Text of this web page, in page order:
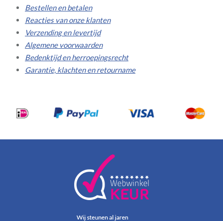
Bestellen en betalen
Reacties van onze klanten
Verzending en levertijd
Algemene voorwaarden
Bedenktijd en herroepingsrecht
Garantie, klachten en retourname